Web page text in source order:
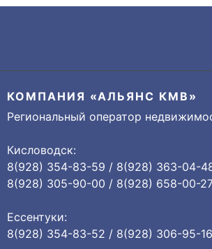
КОМПАНИЯ «АЛЬЯНС КМВ»
Региональный оператор
Кисловодск:
8(928) 354-83-59 / 8(928) 363-04-
8(928) 305-90-00 / 8(928) 658-00-
Ессентуки:
8(928) 354-83-52 / 8(928) 306-95-16